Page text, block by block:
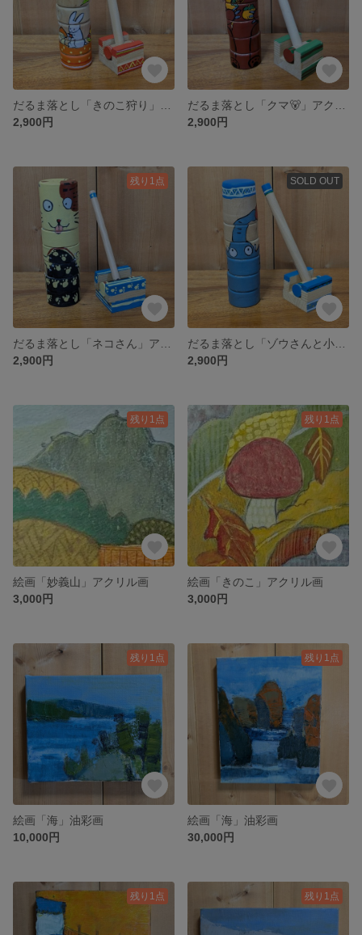
2,900円
2,900円
残り1点
2,900円
SOLD OUT
2,900円
残り1点
絵画「妙義山」アクリル画
3,000円
残り1点
絵画「きのこ」アクリル画
3,000円
残り1点
絵画「海」油彩画
10,000円
残り1点
絵画「海」油彩画
30,000円
残り1点 残り1点